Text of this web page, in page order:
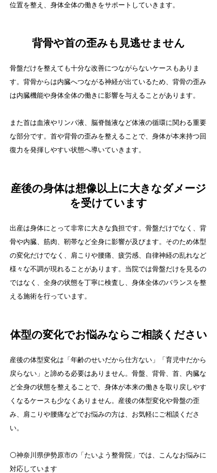
位置を整え、身体全体の働きをサポートしていきます。
背骨や首の歪みも見逃せません
骨盤だけを整えても十分な改善につながらないケースもありま
す。背骨からは内臓へつながる神経が出ているため、背骨の歪み
は内臓機能や身体全体の働きに影響を与えることがあります。
また首は血液やリンパ液、脳脊髄液など体液の循環に関わる重要
な部分です。首や背骨の歪みを整えることで、身体が本来持つ回
復力を発揮しやすい状態へ導いていきます。
産後の身体は想像以上に大きなダメージ
を受けています
出産は身体にとって非常に大きな負担です。骨盤だけでなく、背
骨や内臓、筋肉、靭帯など全身に影響が及びます。そのため体型
の変化だけでなく、肩こりや腰痛、疲労感、自律神経の乱れなど
様々な不調が現れることがあります。当院では骨盤だけを見るの
ではなく、全身の状態を丁寧に検査し、身体全体のバランスを整
える施術を行っています。
体型の変化でお悩みならご相談ください
産後の体型変化は「年齢のせいだから仕方ない」「育児中だから
戻らない」と諦める必要はありません。骨盤、背骨、首、内臓な
ど全身の状態を整えることで、身体が本来の働きを取り戻しやす
くなるケースも少なくありません。産後の体型変化や骨盤の歪
み、肩こりや腰痛などでお悩みの方は、お気軽にご相談くださ
い。
⚪️神奈川県伊勢原市の「たいよう整骨院」では、こんなお悩みに
対応しています